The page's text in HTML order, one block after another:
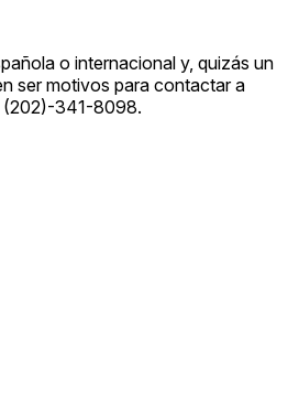
o internacional y, quizás un
ser motivos para contactar a
(202)-341-8098.